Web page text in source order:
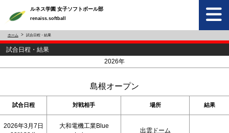
ルネス学園 女子ソフトボール部
renaiss.softball
ホーム 試合日程・結果
試合日程・結果
2026年
島根オープン
試合日程 対戦相手 場所 結果
2026年3月7日
大和電機工業Blue
出雲ドーム